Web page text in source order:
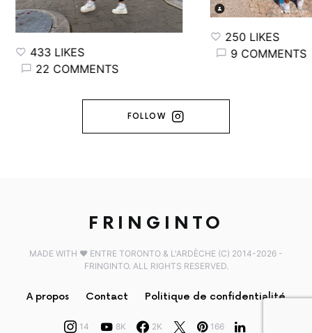
433 LIKES
22 COMMENTS
250 LIKES
9 COMMENTS
FOLLOW
FRINGINTO
MADE WITH ♥️ ENTRE TORONTO & L'ARDÈCHE (C) 2014-2026 -
FRINGINTO. ALL RIGHTS RESERVED.
A propos Contact Politique de confidentialité
14 8K 2K 166